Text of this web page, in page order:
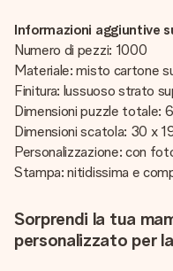
Informazioni aggiuntive
Numero di pezzi: 1000
Materiale: misto cartone
Finitura: lussuoso strato
Dimensioni puzzle totale:
Dimensioni scatola: 30 x
Personalizzazione: con
Stampa: nitidissima e
Sorprendi la tua
personalizzato per